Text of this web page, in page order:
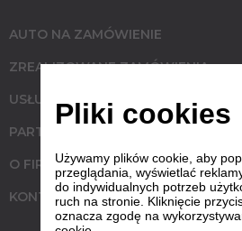
AUTO NA ZAMÓWIENIE
ZREALIZOWANE ZAMÓWIENIA
USŁUGI
PARTNERZY
O FIRMIE
KONTAKT
Pliki cookies
Używamy plików cookie, aby
przeglądania, wyświetlać
do indywidualnych potrzeb
ruch na stronie. Kliknięcie
oznacza zgodę na